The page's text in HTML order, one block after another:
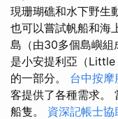
現珊瑚礁和水下野生
也可以嘗試帆船和海
島（由30多個島嶼組
是小安提利亞（Little
的一部分。 台中按摩
客提供了各種需求。
船隻。 資深記帳士協